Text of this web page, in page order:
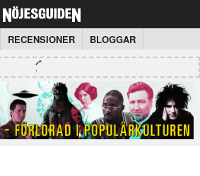
RECENSIONER BLOGGAR